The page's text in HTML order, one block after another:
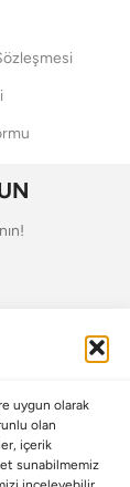
uygun olarak
olan
içerik
sunabilmemiz